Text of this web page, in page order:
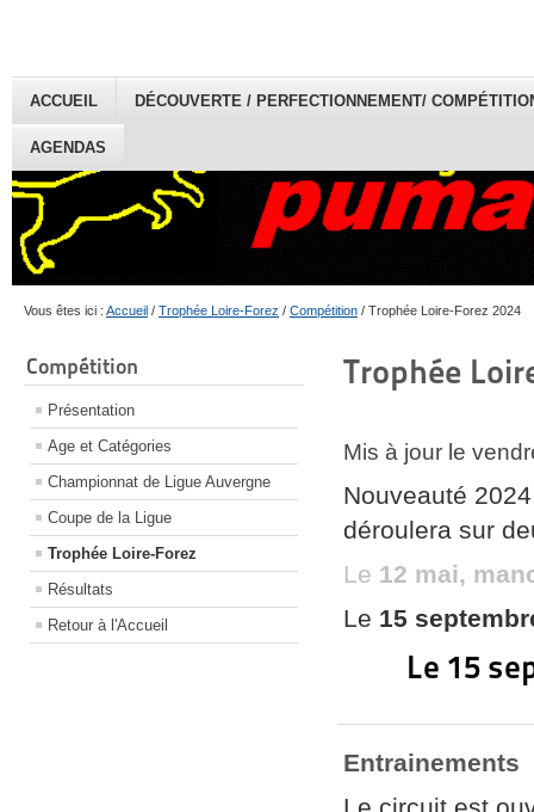
ACCUEIL DÉCOUVERTE / PERFECTIONNEMENT/
AGENDAS
Vous êtes ici : Accueil / Trophée Loire-Forez / Compétition / Trophée Loire-Forez 2024
Compétition
Présentation
Age et Catégories
Championnat de Ligue Auvergne
Coupe de la Ligue
Trophée Loire-Forez
Résultats
Retour à l'Accueil
Trophée
Mis à jour le
Nouveauté
déroulera sur
Le 12 mai,
Le 15
Le 15
Entrainements